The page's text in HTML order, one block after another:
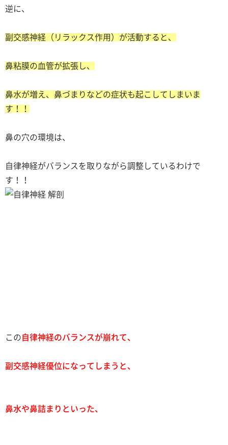
逆に、
副交感神経（リラックス作用）が活動すると、
鼻粘膜の血管が拡張し、
鼻水が増え、鼻づまりなどの症状も起こしてしまいま
す！！
鼻の穴の環境は、
自律神経がバランスを取りながら調整しているわけで
す！！
この自律神経のバランスが崩れて、
副交感神経優位になってしまうと、
鼻水や鼻詰まりといった、